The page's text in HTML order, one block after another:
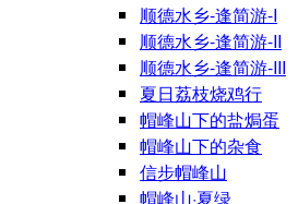
顺德水乡-逢简游-I
顺德水乡-逢简游-II
顺德水乡-逢简游-III
夏日荔枝烧鸡行
帽峰山下的盐焗蛋
帽峰山下的杂食
信步帽峰山
帽峰山·夏绿